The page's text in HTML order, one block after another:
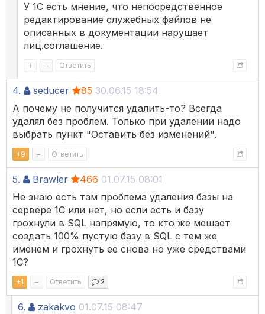
У 1С есть мнение, что непосредственное
редактирование служебных файлов не
описанных в документации нарушает
лиц.соглашение.
+ – Ответить
4. seducer 85 30.06.15 18:54
А почему не получится удалить-то? Всегда
удалял без проблем. Только при удалении надо
выбрать пункт "Оставить без изменений".
+9 – Ответить
5. Brawler 466 01.07.15 08:01
Не знаю есть там проблема удаления базы на
сервере 1С или нет, но если есть и базу
грохнули в SQL напрямую, то кто же мешает
создать 100% пустую базу в SQL с тем же
именем и грохнуть ее снова но уже средствами
1С?
+1 – Ответить 2
6. zakakvo 01.07.15 08:47